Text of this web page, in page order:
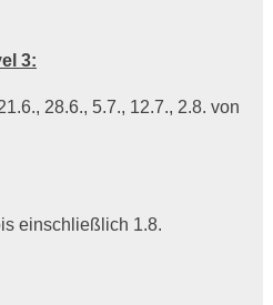
3:
28.6., 5.7., 12.7., 2.8. von
einschließlich 1.8.